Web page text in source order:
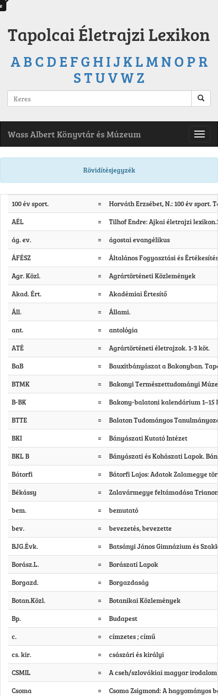
Tapolcai Életrajzi Lexikon
AB C D EFGHIJKLMNO P R
STUVWZ
Wass Albert Könyvtár és Múzeum
Rövidítésjegyzék
100 év sport. =
Horváth Erzsébet, N.: 100 év sport.
AÉL
=
Tilhof Endre: Ajkai életrajzi
ág. ev.
=
ágostai evangélikus
ÁFÉSZ
=
Általános Fogyasztási és
Agr. Közl.
=
Agrártörténeti Közlemények
Akad. Ért.
=
Akadémiai Értesítő
Áll.
=
Állami.
ant.
=
antológia
ATÉ
=
Agrártörténeti életrajzok. 1-3 köt.
BaB
=
Bauxitbányászat a Bakonyban.
BTMK
=
Bakonyi Természettudományi
B-BK
=
Bakony-balatoni kalendárium 1–15
BTTE
=
Balaton Tudományos
BKI
=
Bányászati Kutató Intézet
BKL B
=
Bányászati és Kohászati Lapok.
Bátorfi
=
Bátorfi Lajos: Adatok Zalamegye
Békássy
=
Zalavármegye feltámadása Trianon
bem.
=
bemutató
bev.
=
bevezetés, bevezette
BJG.Évk.
=
Batsányi János Gimnázium és
Borász.L.
=
Borászati Lapok
Borgazd.
=
Borgazdaság
Botan.Közl.
=
Botanikai Közlemények
Bp.
=
Budapest
c.
=
címzetes ; című
cs. kir.
=
császári és királyi
CSMIL
=
A cseh/szlovákiai magyar irodalom
Csoma
=
Csoma Zsigmond: A hagyományos